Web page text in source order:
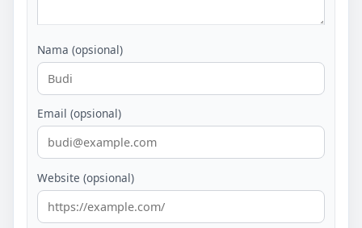
Nama (opsional)
Email (opsional)
Website (opsional)